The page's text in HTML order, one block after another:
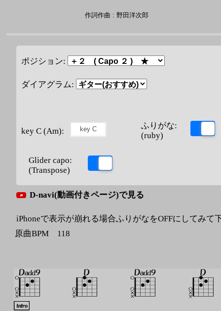
作詞作曲 : 野田洋次郎
ポジション:
ダイアグラム:
key C (Am):
ふりがな:
(ruby)
Glider capo:
(Transpose)
D-navi(動画付きページ)で見る
iPhoneで表示が崩れる場合ふりがなをOFFにしてみて
原曲BPM 118